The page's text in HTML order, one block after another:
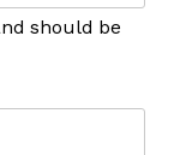
should be